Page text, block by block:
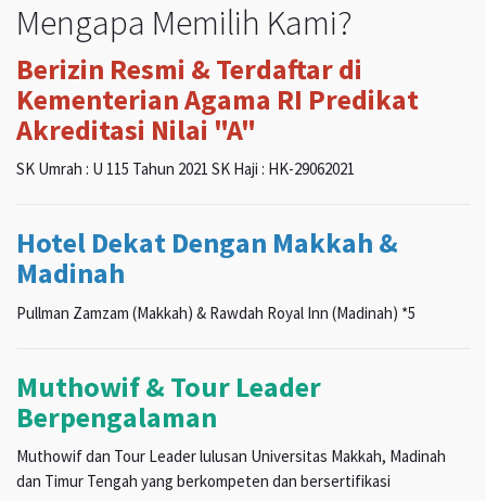
Mengapa Memilih Kami?
Berizin Resmi & Terdaftar di
Kementerian Agama RI Predikat
Akreditasi Nilai "A"
SK Umrah : U 115 Tahun 2021 SK Haji : HK-29062021
Hotel Dekat Dengan Makkah &
Madinah
Pullman Zamzam (Makkah) & Rawdah Royal Inn (Madinah) *5
Muthowif & Tour Leader
Berpengalaman
Muthowif dan Tour Leader lulusan Universitas Makkah, Madinah
dan Timur Tengah yang berkompeten dan bersertifikasi